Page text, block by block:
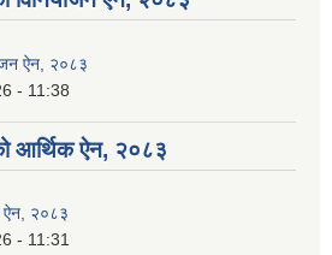
ऐन, २०८३
- 11:38
आर्थिक ऐन, २०८३
ऐन, २०८३
- 11:31